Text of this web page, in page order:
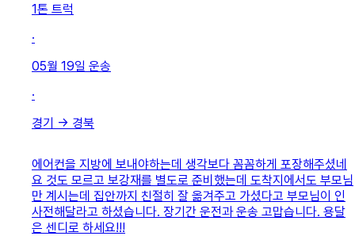
1톤 트럭
·
05월 19일 운송
·
경기 → 경북
에어컨을 지방에 보내야하는데 생각보다 꼼꼼하게 포장해주셨네
요 것도 모르고 보강재를 별도로 준비했는데 도착지에서도 부모님
만 계시는데 집안까지 친절히 잘 옮겨주고 가셨다고 부모님이 인
사전해달라고 하셨습니다. 장기간 운전과 운송 고맙습니다. 용달
은 센디로 하세요!!!